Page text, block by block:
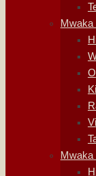
Mwaka
Mwaka